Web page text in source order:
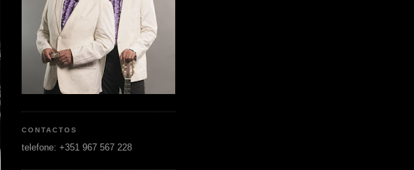
CONTACTOS
telefone: +351 967 567 228